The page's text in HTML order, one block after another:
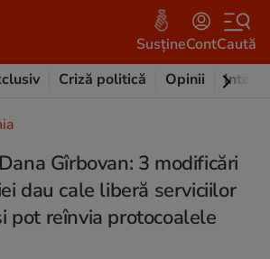
SusțineContCaută
Criză politică Opinii
Gîrbovan: 3 modificări
dau cale liberă serviciilor
pot reînvia protocoalele